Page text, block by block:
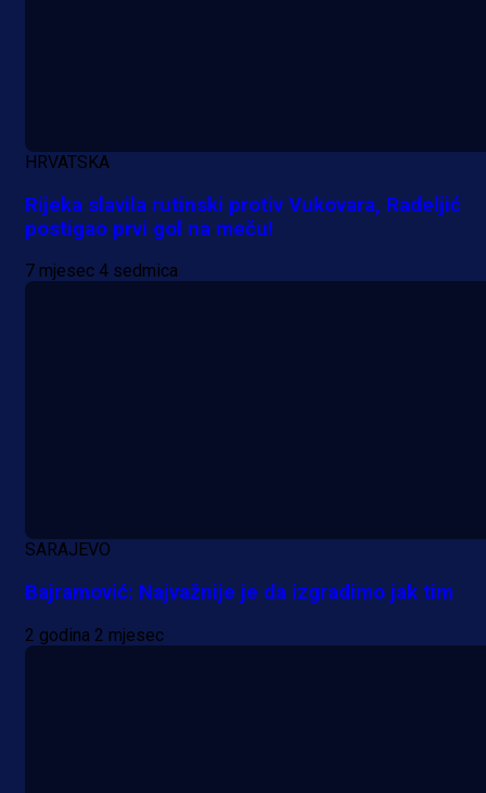
HRVATSKA
Rijeka slavila rutinski protiv Vukovara, Radeljić
postigao prvi gol na meču!
7 mjesec 4 sedmica
SARAJEVO
Bajramović: Najvažnije je da izgradimo jak tim
2 godina 2 mjesec